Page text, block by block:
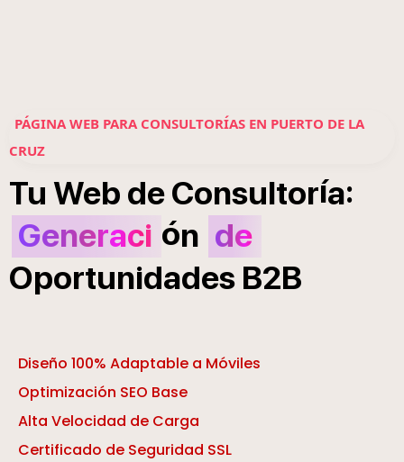
PÁGINA WEB PARA CONSULTORÍAS EN PUERTO DE LA
CRUZ
Tu Web deConsultoría:
Generaci ón de
Oportunidades B2B
Diseño 100% Adaptable a Móviles
Optimización SEO Base
Alta Velocidad de Carga
Certificado de Seguridad SSL